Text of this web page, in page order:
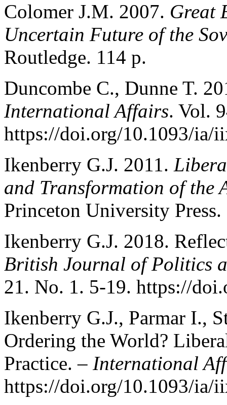
Colomer J.M. 2007. Great
Uncertain Future of the
Routledge. 114 p.
Duncombe C., Dunne T.
International Affairs. Vol.
https://doi.org/10.1093/ia/
Ikenberry G.J. 2011.
and Transformation of the
Princeton University
Ikenberry G.J. 2018.
British Journal of Politics
21. No. 1. 5-19. https://
Ikenberry G.J., Parmar I.,
Ordering the World?
Practice. – International
https://doi.org/10.1093/ia/